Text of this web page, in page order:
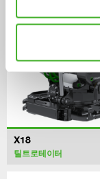
X18
틸트로테이터